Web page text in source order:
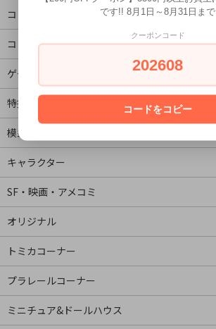
コミック・アニメ(その他)
コミック・アニメ(ラノベ系)
ゲームキャラクター
特撮・ヒーロー
模型・ミニチュア
キャラクター
SF・映画・アメコミ
オリジナル
トミカコーナー
プラレールコーナー
ミニチュア&ドールハウス
です!! 8月1日～8月31日まで
クーポンコード
202608
コードをコピー